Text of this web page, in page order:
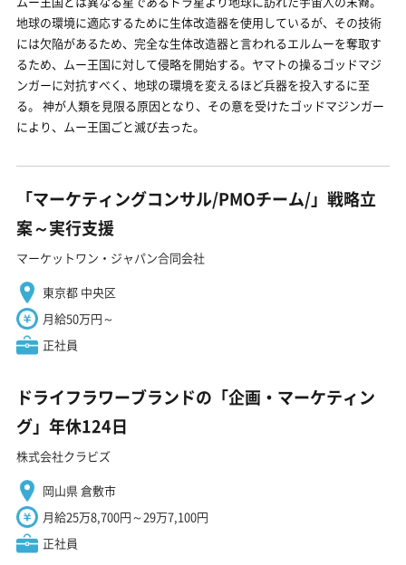
地球の環境に適応するために生体改造器を使用しているが、その技術
には欠陥があるため、完全な生体改造器と言われるエルムーを奪取す
るため、ムー王国に対して侵略を開始する。ヤマトの操るゴッドマジ
ンガーに対抗すべく、地球の環境を変えるほど兵器を投入するに至
る。 神が人類を見限る原因となり、その意を受けたゴッドマジンガー
により、ムー王国ごと滅び去った。
「マーケティングコンサル/PMOチーム/」戦略立
案～実行支援
マーケットワン・ジャパン合同会社
東京都 中央区
月給50万円～
正社員
ドライフラワーブランドの「企画・マーケティン
グ」年休124日
株式会社クラビズ
岡山県 倉敷市
月給25万8,700円～29万7,100円
正社員